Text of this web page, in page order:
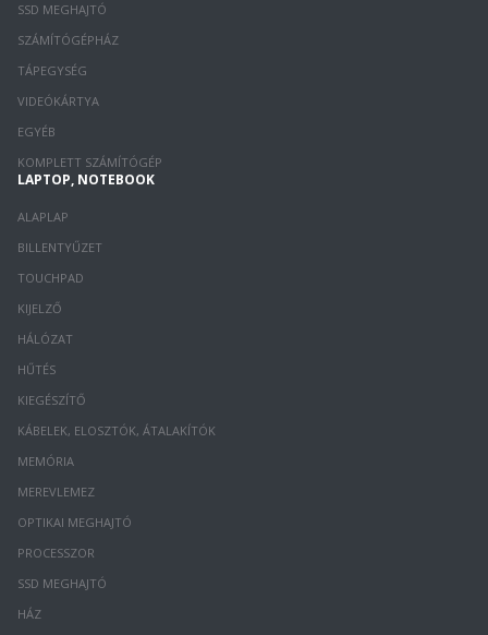
SSD MEGHAJTÓ
SZÁMÍTÓGÉPHÁZ
TÁPEGYSÉG
VIDEÓKÁRTYA
EGYÉB
KOMPLETT SZÁMÍTÓGÉP
LAPTOP, NOTEBOOK
ALAPLAP
BILLENTYŰZET
TOUCHPAD
KIJELZŐ
HÁLÓZAT
HŰTÉS
KIEGÉSZÍTŐ
KÁBELEK, ELOSZTÓK, ÁTALAKÍTÓK
MEMÓRIA
MEREVLEMEZ
OPTIKAI MEGHAJTÓ
PROCESSZOR
SSD MEGHAJTÓ
HÁZ